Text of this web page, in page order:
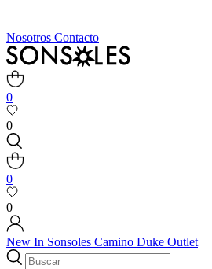
Nosotros Contacto
0
0
0
0
New In Sonsoles Camino Duke Outlet